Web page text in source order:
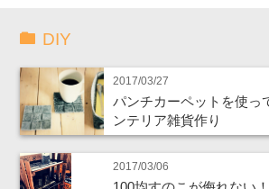
DIY
2017/03/27
パンチカーペットを使っ
ンテリア雑貨作り
2017/03/06